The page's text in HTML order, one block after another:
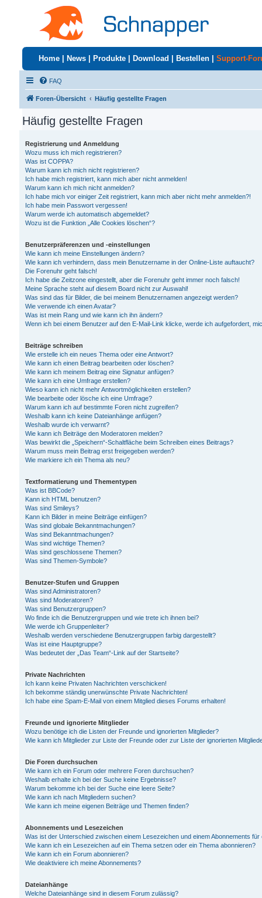
Home News Produkte Download Bestellen Support-
FAQ
Foren-Übersicht Häufig gestellte Fragen
Häufig gestellte Fragen
Registrierung und Anmeldung
Wozu muss ich mich registrieren?
Was ist COPPA?
Warum kann ich mich nicht registrieren?
Ich habe mich registriert, kann mich aber nicht anmelden!
Warum kann ich mich nicht anmelden?
Ich habe mich vor einiger Zeit registriert, kann mich aber nicht mehr anmelden?!
Ich habe mein Passwort vergessen!
Warum werde ich automatisch abgemeldet?
Wozu ist die Funktion „Alle Cookies löschen“?
Benutzerpräferenzen und -einstellungen
Wie kann ich meine Einstellungen ändern?
Wie kann ich verhindern, dass mein Benutzername in der Online-Liste auftaucht?
Die Forenuhr geht falsch!
Ich habe die Zeitzone eingestellt, aber die Forenuhr geht immer noch falsch!
Meine Sprache steht auf diesem Board nicht zur Auswahl!
Was sind das für Bilder, die bei meinem Benutzernamen angezeigt werden?
Wie verwende ich einen Avatar?
Was ist mein Rang und wie kann ich ihn ändern?
Wenn ich bei einem Benutzer auf den E-Mail-Link klicke, werde ich aufgefordert,
Beiträge schreiben
Wie erstelle ich ein neues Thema oder eine Antwort?
Wie kann ich einen Beitrag bearbeiten oder löschen?
Wie kann ich meinem Beitrag eine Signatur anfügen?
Wie kann ich eine Umfrage erstellen?
Wieso kann ich nicht mehr Antwortmöglichkeiten erstellen?
Wie bearbeite oder lösche ich eine Umfrage?
Warum kann ich auf bestimmte Foren nicht zugreifen?
Weshalb kann ich keine Dateianhänge anfügen?
Weshalb wurde ich verwarnt?
Wie kann ich Beiträge den Moderatoren melden?
Was bewirkt die „Speichern“-Schaltfläche beim Schreiben eines Beitrags?
Warum muss mein Beitrag erst freigegeben werden?
Wie markiere ich ein Thema als neu?
Textformatierung und Thementypen
Was ist BBCode?
Kann ich HTML benutzen?
Was sind Smileys?
Kann ich Bilder in meine Beiträge einfügen?
Was sind globale Bekanntmachungen?
Was sind Bekanntmachungen?
Was sind wichtige Themen?
Was sind geschlossene Themen?
Was sind Themen-Symbole?
Benutzer-Stufen und Gruppen
Was sind Administratoren?
Was sind Moderatoren?
Was sind Benutzergruppen?
Wo finde ich die Benutzergruppen und wie trete ich ihnen bei?
Wie werde ich Gruppenleiter?
Weshalb werden verschiedene Benutzergruppen farbig dargestellt?
Was ist eine Hauptgruppe?
Was bedeutet der „Das Team“-Link auf der Startseite?
Private Nachrichten
Ich kann keine Privaten Nachrichten verschicken!
Ich bekomme ständig unerwünschte Private Nachrichten!
Ich habe eine Spam-E-Mail von einem Mitglied dieses Forums erhalten!
Freunde und ignorierte Mitglieder
Wozu benötige ich die Listen der Freunde und ignorierten Mitglieder?
Wie kann ich Mitglieder zur Liste der Freunde oder zur Liste der ignorierten
Die Foren durchsuchen
Wie kann ich ein Forum oder mehrere Foren durchsuchen?
Weshalb erhalte ich bei der Suche keine Ergebnisse?
Warum bekomme ich bei der Suche eine leere Seite?
Wie kann ich nach Mitgliedern suchen?
Wie kann ich meine eigenen Beiträge und Themen finden?
Abonnements und Lesezeichen
Was ist der Unterschied zwischen einem Lesezeichen und einem Abonnements
Wie kann ich ein Lesezeichen auf ein Thema setzen oder ein Thema abonnieren?
Wie kann ich ein Forum abonnieren?
Wie deaktiviere ich meine Abonnements?
Dateianhänge
Welche Dateianhänge sind in diesem Forum zulässig?